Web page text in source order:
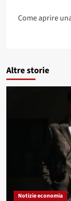
Come aprire
Altre storie
Notizie economia